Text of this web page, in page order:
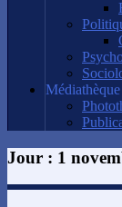
Médiathèque
Jour : 1